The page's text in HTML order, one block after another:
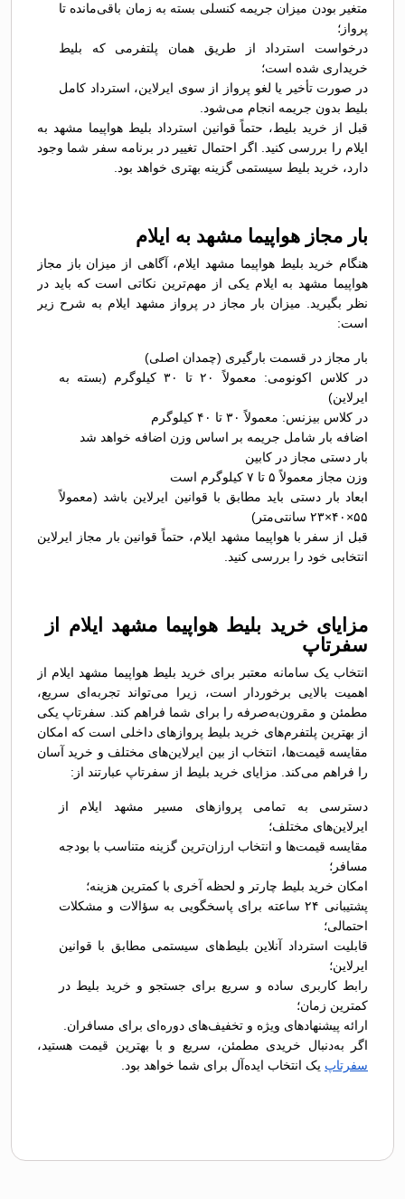
متغیر بودن میزان جریمه کنسلی بسته به زمان باقی‌مانده تا
پرواز؛
درخواست استرداد از طریق همان پلتفرمی که بلیط
خریداری شده است؛
در صورت تأخیر یا لغو پرواز از سوی ایرلاین، استرداد کامل
بلیط بدون جریمه انجام می‌شود.
قبل از خرید بلیط، حتماً قوانین استرداد بلیط هواپیما مشهد به
ایلام را بررسی کنید. اگر احتمال تغییر در برنامه سفر شما وجود
دارد، خرید بلیط سیستمی گزینه بهتری خواهد بود.
بار مجاز هواپیما مشهد به ایلام
هنگام خرید بلیط هواپیما مشهد ایلام، آگاهی از میزان باز مجاز
هواپیما مشهد به ایلام یکی از مهم‌ترین نکاتی است که باید در
نظر بگیرید. میزان بار مجاز در پرواز مشهد ایلام به شرح زیر
است:
بار مجاز در قسمت بارگیری (چمدان اصلی)
در کلاس اکونومی: معمولاً ۲۰ تا ۳۰ کیلوگرم (بسته به
ایرلاین)
در کلاس بیزنس: معمولاً ۳۰ تا ۴۰ کیلوگرم
اضافه بار شامل جریمه بر اساس وزن اضافه خواهد شد
بار دستی مجاز در کابین
وزن مجاز معمولاً ۵ تا ۷ کیلوگرم است
ابعاد بار دستی باید مطابق با قوانین ایرلاین باشد (معمولاً
۵۵×۴۰×۲۳ سانتی‌متر)
قبل از سفر با هواپیما مشهد ایلام، حتماً قوانین بار مجاز ایرلاین
انتخابی خود را بررسی کنید.
مزایای خرید بلیط هواپیما مشهد ایلام از
سفرتاپ
انتخاب یک سامانه معتبر برای خرید بلیط هواپیما مشهد ایلام از
اهمیت بالایی برخوردار است، زیرا می‌تواند تجربه‌ای سریع،
مطمئن و مقرون‌به‌صرفه را برای شما فراهم کند. سفرتاپ یکی
از بهترین پلتفرم‌های خرید بلیط پروازهای داخلی است که امکان
مقایسه قیمت‌ها، انتخاب از بین ایرلاین‌های مختلف و خرید آسان
را فراهم می‌کند. مزایای خرید بلیط از سفرتاپ عبارتند از:
دسترسی به تمامی پروازهای مسیر مشهد ایلام از
ایرلاین‌های مختلف؛
مقایسه قیمت‌ها و انتخاب ارزان‌ترین گزینه متناسب با بودجه
مسافر؛
امکان خرید بلیط چارتر و لحظه آخری با کمترین هزینه؛
پشتیبانی ۲۴ ساعته برای پاسخگویی به سؤالات و مشکلات
احتمالی؛
قابلیت استرداد آنلاین بلیط‌های سیستمی مطابق با قوانین
ایرلاین؛
رابط کاربری ساده و سریع برای جستجو و خرید بلیط در
کمترین زمان؛
ارائه پیشنهادهای ویژه و تخفیف‌های دوره‌ای برای مسافران.
اگر به‌دنبال خریدی مطمئن، سریع و با بهترین قیمت هستید،
سفرتاپ یک انتخاب ایده‌آل برای شما خواهد بود.